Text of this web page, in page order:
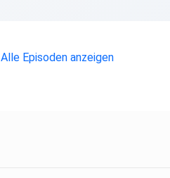
Alle Episoden anzeigen